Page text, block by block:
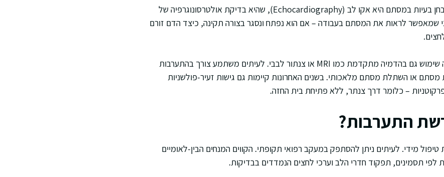
בדיקה ידועה שמשמשת לאבחן בעיות במסתם היא אקו לב (Echocardiography), שהיא בדיקת אולטרסונוגרפיה של
שמאפשר לראות את המסתם בעבודה – אם הוא נפתח ונסגר בצורה תקינה, כיצד הדם זורם
במקרים מורכבים יותר נעשה שימוש גם בהדמיה מתקדמת כמו MRI או צנתור לבבי. לעיתים משתמע צורך בהתערבות
מסתם או השתלת מסתם מלאכותי. בשנים האחרונות קיימות גם גישות זעיר-פולשניות
– כלומר דרך צנתר, ללא פתיחת בית החזה.
התערבות?
מידי. לעיתים ניתן להסתפק במעקב רפואי תקופתי. הקווים המנחים הבין-לאומיים
לפי תסמינים, תפקוד חדרי הלב וערכי לחצים הנמדדים בבדיקות.